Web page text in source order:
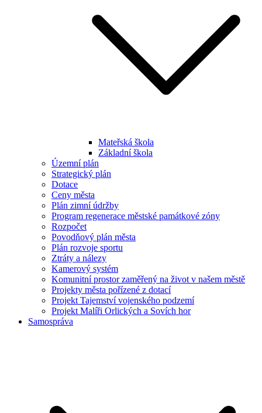
Mateřská škola
Základní škola
Územní plán
Strategický plán
Dotace
Ceny města
Plán zimní údržby
Program regenerace městské památkové zóny
Rozpočet
Povodňový plán města
Plán rozvoje sportu
Ztráty a nálezy
Kamerový systém
Komunitní prostor zaměřený na život v našem městě
Projekty města pořízené z dotací
Projekt Tajemství vojenského podzemí
Projekt Malíři Orlických a Sovích hor
Samospráva